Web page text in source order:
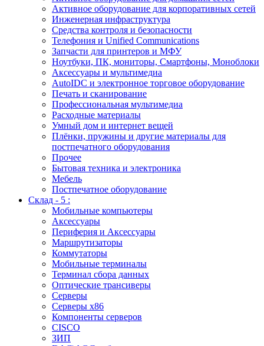
Активное оборудование для корпоративных сетей
Инженерная инфраструктура
Средства контроля и безопасности
Телефония и Unified Communications
Запчасти для принтеров и МФУ
Ноутбуки, ПК, мониторы, Смартфоны, Моноблоки
Аксессуары и мультимедиа
AutoIDC и электронное торговое оборудование
Печать и сканирование
Профессиональная мультимедиа
Расходные материалы
Умный дом и интернет вещей
Плёнки, пружины и другие материалы для
постпечатного оборудования
Прочее
Бытовая техника и электроника
Мебель
Постпечатное оборудование
Склад - 5 :
Мобильные компьютеры
Аксессуары
Периферия и Аксессуары
Маршрутизаторы
Коммутаторы
Мобильные терминалы
Терминал сбора данных
Оптические трансиверы
Серверы
Серверы x86
Компоненты серверов
CISCO
ЗИП